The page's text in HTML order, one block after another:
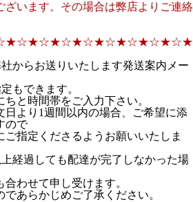
ざいます。その場合は弊店よりご連絡
からお送りいたします発送案内メー
もできます。
と時間帯をご入力下さい。
より1週間以内の場合、ご希望に添
ので
ご指定くださるようお願いいたしま
経過しても配達が完了しなかった場
わせて申し受けます。
あらかじめご了承ください。